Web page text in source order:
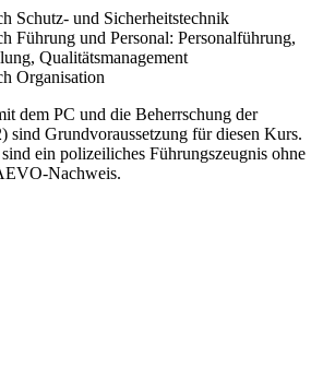
Schutz- und Sicherheitstechnik
Führung und Personal: Personalführung,
Qualitätsmanagement
Organisation
dem PC und die Beherrschung der
sind Grundvoraussetzung für diesen Kurs.
ein polizeiliches Führungszeugnis ohne
Nachweis.